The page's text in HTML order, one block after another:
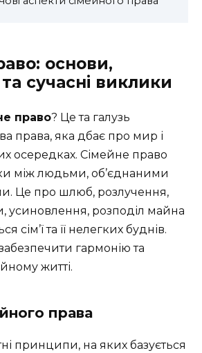
основи,
сучасні виклики
право? Це та галузь
права, яка дбає про мир і
осередках. Сімейне право
між людьми, об’єднаними
Це про шлюб, розлучення,
усиновлення, розподіл майна
сім’ї та її нелегких буднів.
гармонію та
житті.
права
принципи, на яких базується